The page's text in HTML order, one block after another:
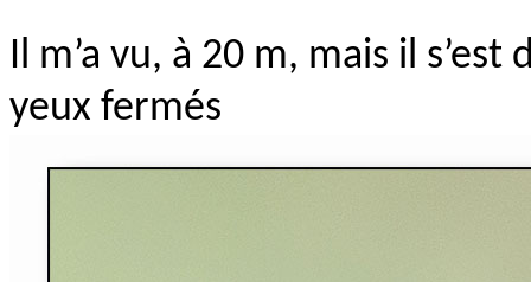
Il m’a vu, à 20 m, mais il
yeux fermés